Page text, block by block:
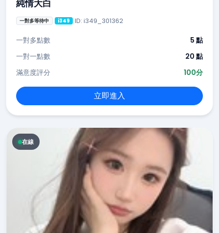
純情大白
一對多等待中 i349 ID: i349_301362
一對多點數
5 點
一對一點數
20 點
滿意度評分
100分
立即進入
在線